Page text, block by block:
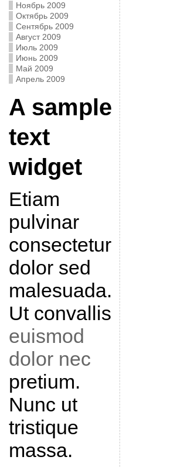
Ноябрь 2009
Октябрь 2009
Сентябрь 2009
Август 2009
Июль 2009
Июнь 2009
Май 2009
Апрель 2009
A sample
text
widget
Etiam
pulvinar
consectetur
dolor sed
malesuada.
Ut convallis
euismod
dolor nec
pretium.
Nunc ut
tristique
massa.